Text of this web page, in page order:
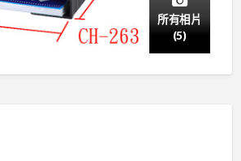
所有相片
(5)